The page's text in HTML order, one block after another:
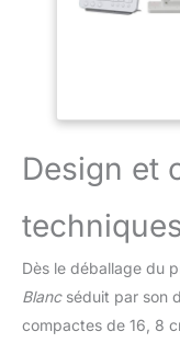
Design et
Dès le déballage du
Blancséduit par son
compactes de 16, 8